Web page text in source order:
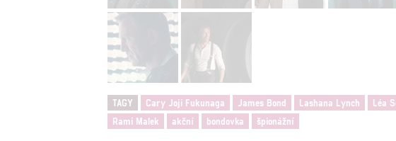
TAGY Cary Joji Fukunaga James Bond Lashana Lynch Léa
Rami Malek
akční bondovka špionážní